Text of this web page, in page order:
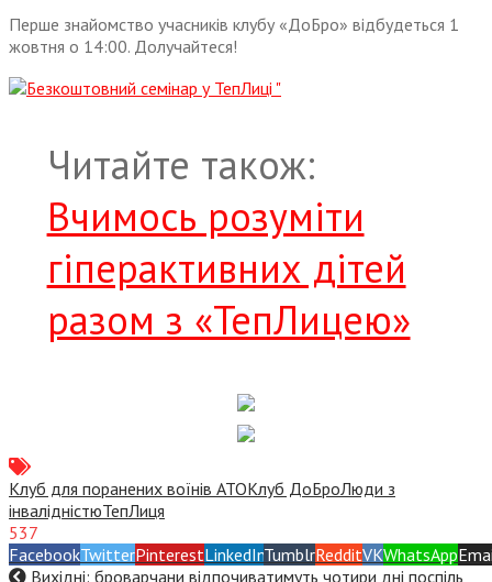
Перше знайомство учасників клубу «ДоБро» відбудеться 1
жовтня о 14:00. Долучайтеся!
Читайте також:
Вчимось розуміти
гіперактивних дітей
разом з «ТепЛицею»
Клуб для поранених воїнів АТОКлуб ДоБроЛюди з
інвалідністюТепЛиця
537
FacebookTwitterPinterestLinkedInTumblrRedditVKWhatsApp
Вихідні: броварчани відпочиватимуть чотири дні поспіль